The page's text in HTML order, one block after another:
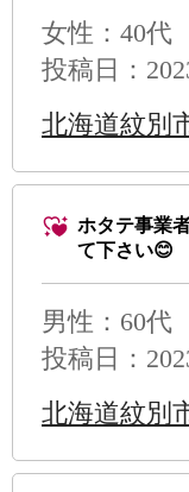
女性：40代
投稿日：
北海道紋別
ホタテ事業
て下さい😊
男性 ：60代
投稿日：
北海道紋別